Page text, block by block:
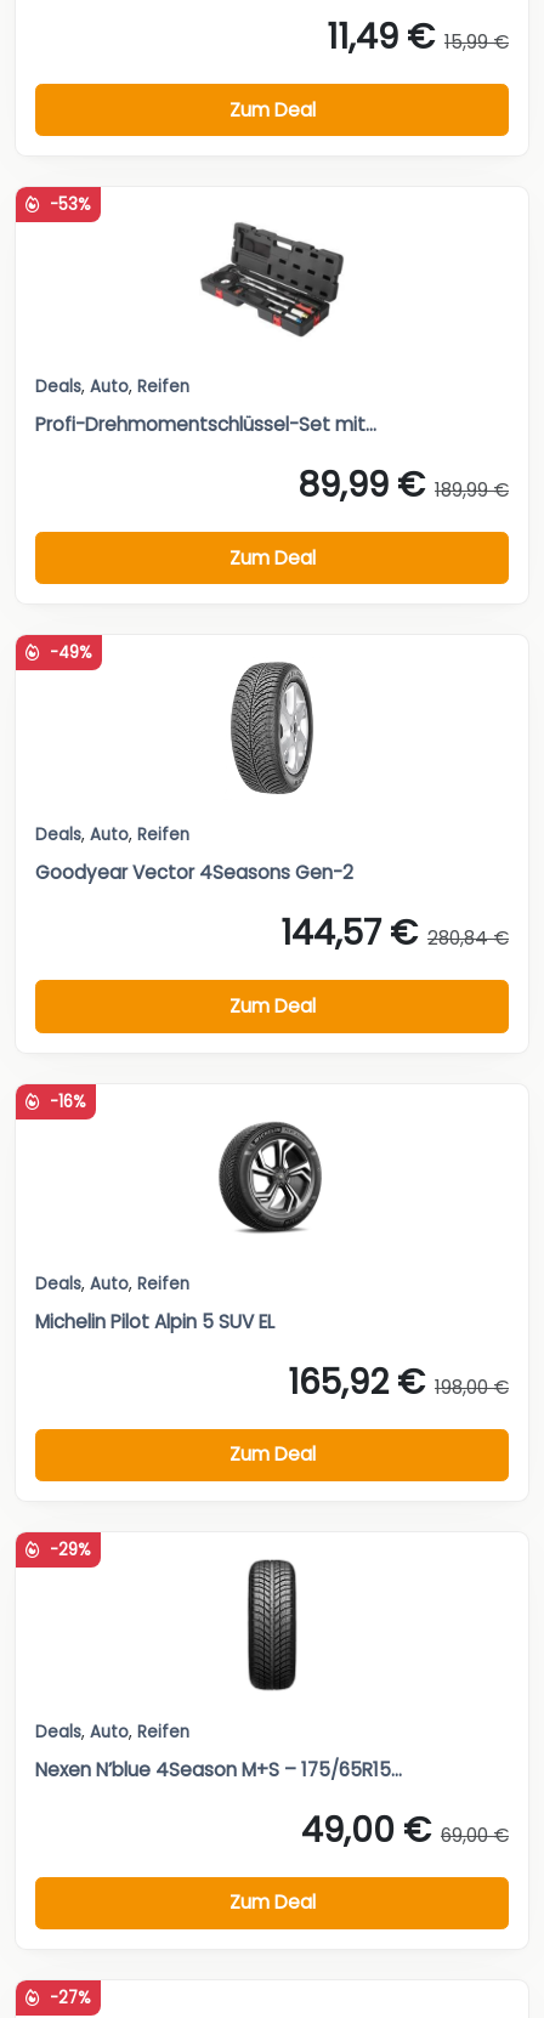
11,49 € 15,99 €
Zum Deal
-53%
Deals, Auto, Reifen
Profi-Drehmomentschlüssel-Set mit...
89,99 € 189,99 €
Zum Deal
-49%
Deals, Auto, Reifen
Goodyear Vector 4Seasons Gen-2
144,57 € 280,84 €
Zum Deal
-16%
Deals, Auto, Reifen
Michelin Pilot Alpin 5 SUV EL
165,92 € 198,00 €
Zum Deal
-29%
Deals, Auto, Reifen
Nexen N’blue 4Season M+S – 175/65R15...
49,00 € 69,00 €
Zum Deal
-27%